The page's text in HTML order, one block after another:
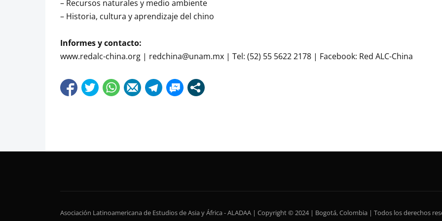
– Recursos naturales y medio ambiente
– Historia, cultura y aprendizaje del chino
Informes y contacto:
www.redalc-china.org | redchina@unam.mx | Tel: (52) 55 5622 2178 | Facebook: Red ALC-China
Asociación Latinoamericana de Estudios de Asia y África - ALADAA | Copyright © 2024 | Bogotá, Colombia | Todos los derechos